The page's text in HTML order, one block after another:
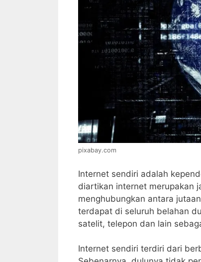
pixabay.com
Internet sendiri adalah
diartikan internet merupakan
menghubungkan antara
terdapat di seluruh belahan
satelit, telepon dan lain
Internet sendiri terdiri dari